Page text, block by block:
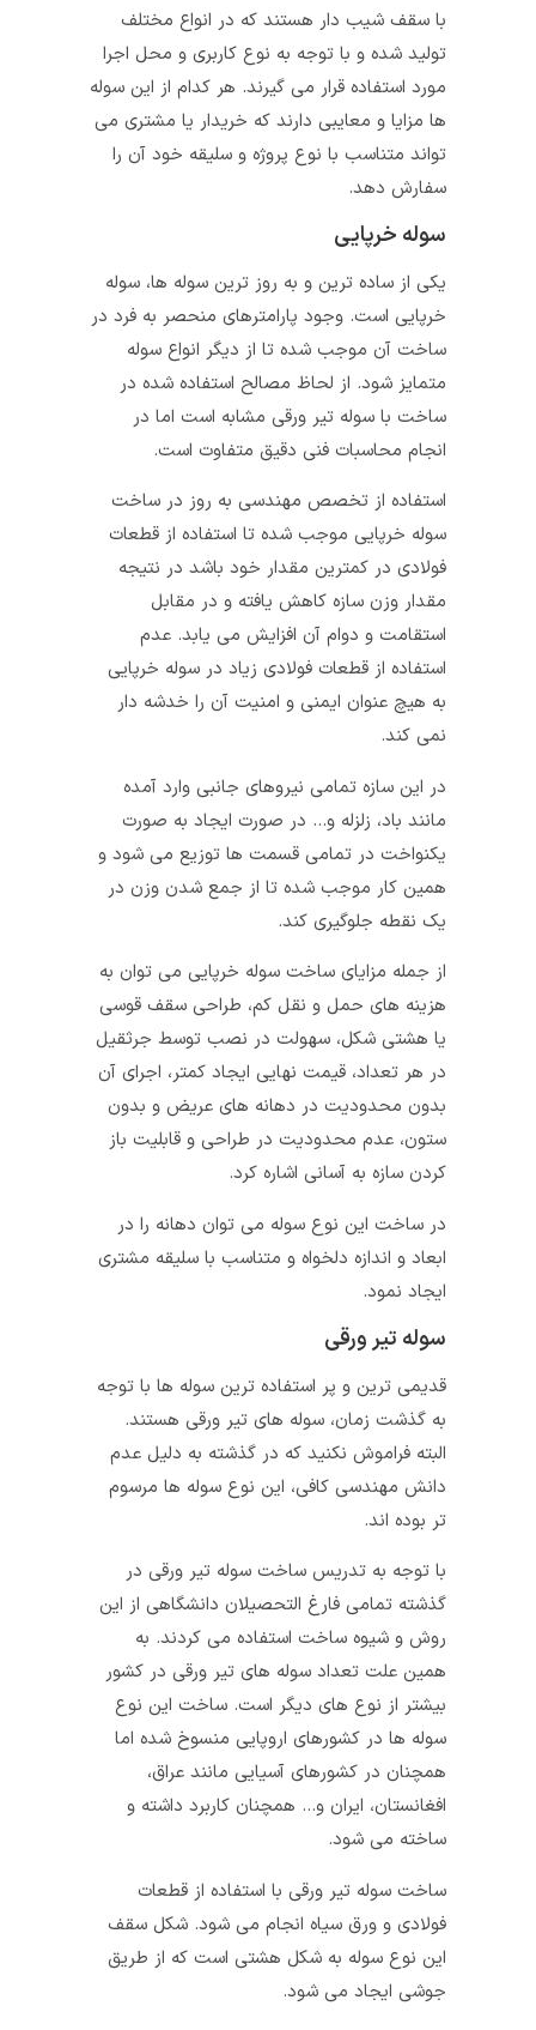
با سقف شیب‌ دار هستند که در انواع مختلف
تولید شده و با توجه به نوع کاربری و محل اجرا
مورد استفاده قرار می‌ گیرند. هر کدام از این سوله
ها مزایا و معایبی دارند که خریدار یا مشتری می‌
تواند متناسب با نوع پروژه و سلیقه خود آن را
سفارش دهد.
سوله خرپایی
یکی از ساده‌ ترین و به روز ترین سوله ها، سوله
خرپایی است. وجود پارامترهای منحصر به فرد در
ساخت آن موجب شده تا از دیگر انواع سوله
متمایز شود. از لحاظ مصالح استفاده شده در
ساخت با سوله تیر ورقی مشابه است اما در
انجام محاسبات فنی دقیق متفاوت است.
استفاده از تخصص مهندسی به روز در ساخت
سوله خرپایی موجب شده تا استفاده از قطعات
فولادی در کمترین مقدار خود باشد در نتیجه
مقدار وزن سازه کاهش یافته و در مقابل
استقامت و دوام آن افزایش می‌ یابد. عدم
استفاده از قطعات فولادی زیاد در سوله خرپایی
به هیچ عنوان ایمنی و امنیت آن را خدشه دار
در این سازه تمامی نیروهای جانبی وارد آمده
مانند باد، زلزله و… در صورت ایجاد به صورت
یکنواخت در تمامی قسمت‌ ها توزیع می‌ شود و
همین کار موجب شده تا از جمع شدن وزن در
یک نقطه جلوگیری کند.
از جمله مزایای ساخت سوله خرپایی می‌ توان به
هزینه‌ های حمل و نقل کم، طراحی سقف قوسی
یا هشتی شکل، سهولت در نصب توسط جرثقیل
در هر تعداد، قیمت نهایی ایجاد کمتر، اجرای آن
بدون محدودیت در دهانه‌ های عریض و بدون
ستون، عدم محدودیت در طراحی و قابلیت باز
کردن سازه به آسانی اشاره کرد.
در ساخت این نوع سوله می‌ توان دهانه را در
ابعاد و اندازه دلخواه و متناسب با سلیقه مشتری
ایجاد نمود.
سوله تیر ورقی
قدیمی‌ ترین و پر استفاده ترین سوله‌ ها با توجه
به گذشت زمان، سوله های تیر ورقی هستند.
البته فراموش نکنید که در گذشته به دلیل عدم
دانش مهندسی کافی، این نوع سوله‌ ها مرسوم‌
تر بوده‌ اند.
با توجه به تدریس ساخت سوله تیر ورقی در
گذشته تمامی فارغ التحصیلان دانشگاهی از این
روش و شیوه ساخت استفاده می کردند. به
همین علت تعداد سوله‌ های تیر ورقی در کشور
بیشتر از نوع‌ های دیگر است. ساخت این نوع
سوله‌ ها در کشورهای اروپایی منسوخ شده اما
همچنان در کشورهای آسیایی مانند عراق،
افغانستان، ایران و… همچنان کاربرد داشته و
ساخته می‌ شود.
ساخت سوله تیر ورقی با استفاده از قطعات
فولادی و ورق سیاه انجام می‌ شود. شکل سقف
این نوع سوله به شکل هشتی است که از طریق
جوشی ایجاد می‌ شود.